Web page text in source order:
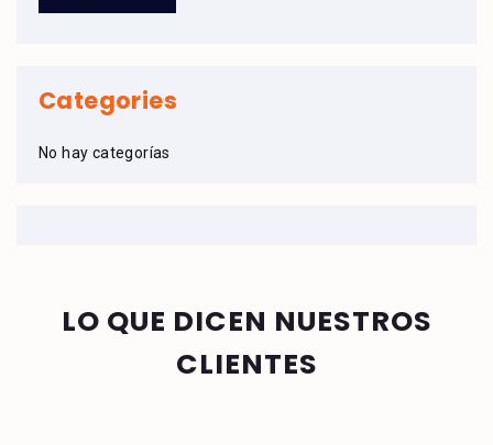
Categories
No hay categorías
LO QUE DICEN NUESTROS
CLIENTES